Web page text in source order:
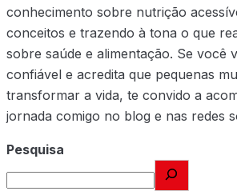
conhecimento sobre nutrição
conceitos e trazendo à tona o que
sobre saúde e alimentação. Se você
confiável e acredita que pequenas
transformar a vida, te convido a
jornada comigo no blog e nas redes
Pesquisa